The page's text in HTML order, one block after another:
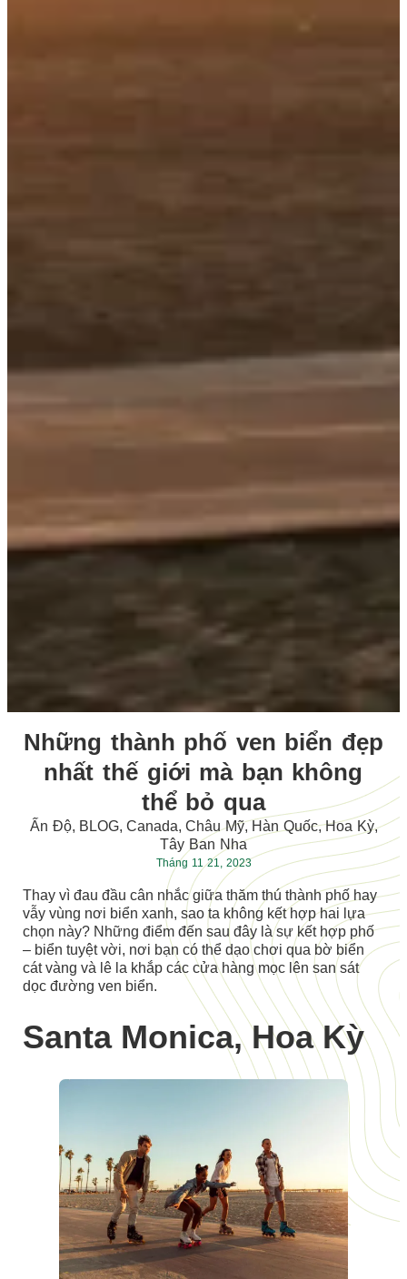
Những thành phố ven biển đẹp
nhất thế giới mà bạn không
thể bỏ qua
Ấn Độ, BLOG, Canada, Châu Mỹ,Hàn Quốc,Hoa Kỳ,
Tây Ban Nha
Tháng 11 21, 2023
Thay vì đau đầu cân nhắc giữa thăm thú thành phố hay
vẫy vùng nơi biển xanh, sao ta không kết hợp hai lựa
chọn này? Những điểm đến sau đây là sự kết hợp phố
– biển tuyệt vời, nơi bạn có thể dạo chơi qua bờ biển
cát vàng và lê la khắp các cửa hàng mọc lên san sát
dọc đường ven biển.
Santa Monica, Hoa Kỳ